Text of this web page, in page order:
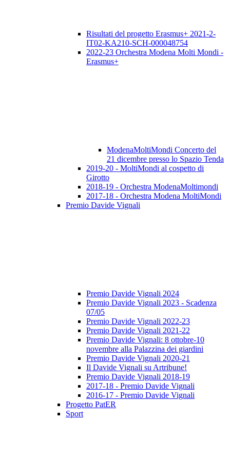
Risultati del progetto Erasmus+ 2021-2-
IT02-KA210-SCH-000048754
2022-23 Orchestra Modena Molti Mondi -
Erasmus+
ModenaMoltiMondi Concerto del
21 dicembre presso lo Spazio Tenda
2019-20 - MoltiMondi al cospetto di
Girotto
2018-19 - Orchestra ModenaMoltimondi
2017-18 - Orchestra Modena MoltiMondi
Premio Davide Vignali
Premio Davide Vignali 2024
Premio Davide Vignali 2023 - Scadenza
07/05
Premio Davide Vignali 2022-23
Premio Davide Vignali 2021-22
Premio Davide Vignali: 8 ottobre-10
novembre alla Palazzina dei giardini
Premio Davide Vignali 2020-21
Il Davide Vignali su Artribune!
Premio Davide Vignali 2018-19
2017-18 - Premio Davide Vignali
2016-17 - Premio Davide Vignali
Progetto PatER
Sport